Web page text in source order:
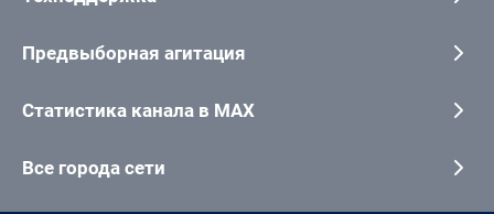
Предвыборная агитация
Статистика канала в MAX
Все города сети